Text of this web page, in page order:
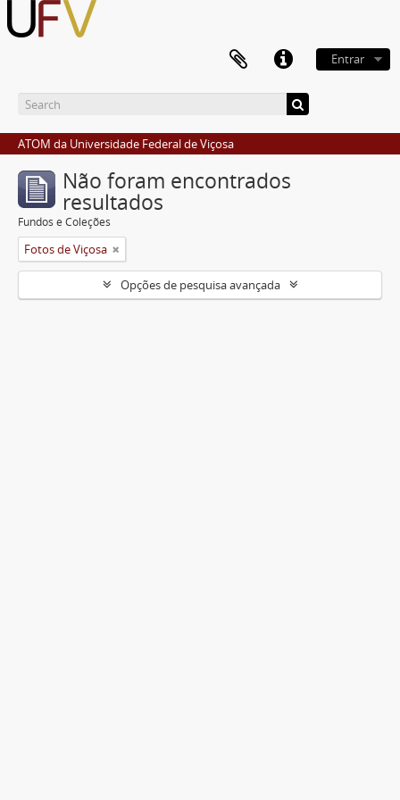
Entrar
ATOM da Universidade Federal de Viçosa
Não foram encontrados
resultados
Fundos e Coleções
Fotos de Viçosa
Opções de pesquisa avançada